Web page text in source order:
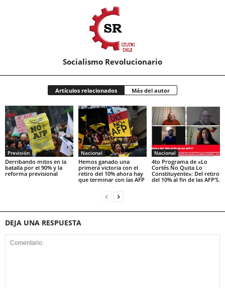
Socialismo Revolucionario
Artículos relacionados Más del autor
Previsión
Derribando mitos en la
batalla por el 90% y la
reforma previsional
Nacional
Hemos ganado una
primera victoria con el
retiro del 10% ahora hay
que terminar con las AFP
Nacional
4to Programa de «Lo
Cortés No Quita Lo
Constituyente»: Del retiro
del 10% al fin de las AFP’S.
DEJA UNA RESPUESTA